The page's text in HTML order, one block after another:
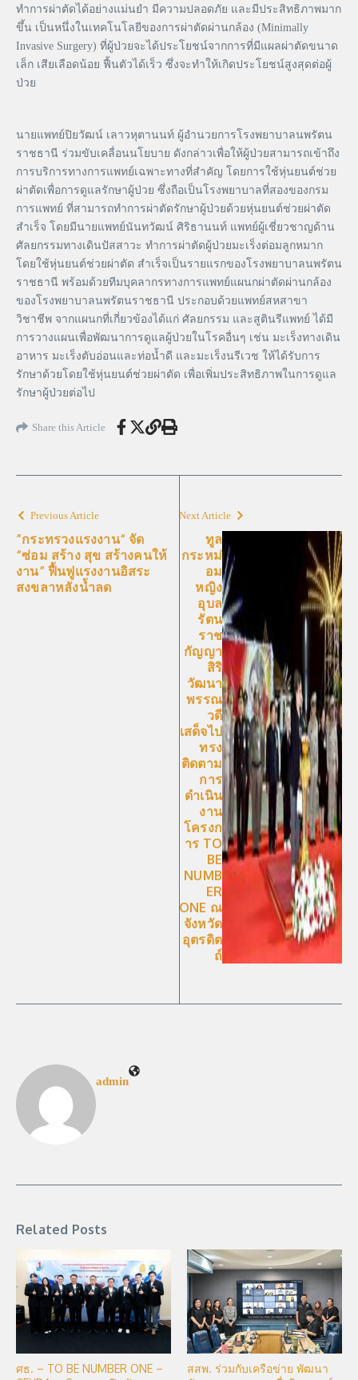
ทำการผ่าตัดได้อย่างแม่นยำ มีความปลอดภัย และมีประสิทธิภาพมาก
ขึ้น เป็นหนึ่งในเทคโนโลยีของการผ่าตัดผ่านกล้อง (Minimally
Invasive Surgery) ที่ผู้ป่วยจะได้ประโยชน์จากการที่มีแผลผ่าตัดขนาด
เล็ก เสียเลือดน้อย ฟื้นตัวได้เร็ว ซึ่งจะทำให้เกิดประโยชน์สูงสุดต่อผู้
ป่วย
นายแพทย์ปิยวัฒน์ เลาวหุตานนท์ ผู้อำนวยการโรงพยาบาลนพรัตน
ราชธานี ร่วมขับเคลื่อนนโยบาย ดังกล่าวเพื่อให้ผู้ป่วยสามารถเข้าถึง
การบริการทางการแพทย์เฉพาะทางที่สำคัญ โดยการใช้หุ่นยนต์ช่วย
ผ่าตัดเพื่อการดูแลรักษาผู้ป่วย ซึ่งถือเป็นโรงพยาบาลที่สองของกรม
การแพทย์ ที่สามารถทำการผ่าตัดรักษาผู้ป่วยด้วยหุ่นยนต์ช่วยผ่าตัด
สำเร็จ โดยมีนายแพทย์นันทวัฒน์ ศิริธานนท์ แพทย์ผู้เชี่ยวชาญด้าน
ศัลยกรรมทางเดินปัสสาวะ ทำการผ่าตัดผู้ป่วยมะเร็งต่อมลูกหมาก
โดยใช้หุ่นยนต์ช่วยผ่าตัด สำเร็จเป็นรายแรกของโรงพยาบาลนพรัตน
ราชธานี พร้อมด้วยทีมบุคลากรทางการแพทย์แผนกผ่าตัดผ่านกล้อง
ของโรงพยาบาลนพรัตนราชธานี ประกอบด้วยแพทย์สหสาขา
วิชาชีพ จากแผนกที่เกี่ยวข้องได้แก่ ศัลยกรรม และสูตินรีแพทย์ ได้มี
การวางแผนเพื่อพัฒนาการดูแลผู้ป่วยในโรคอื่นๆ เช่น มะเร็งทางเดิน
อาหาร มะเร็งตับอ่อนและท่อน้ำดี และมะเร็งนรีเวช ให้ได้รับการ
รักษาด้วยโดยใช้หุ่นยนต์ช่วยผ่าตัด เพื่อเพิ่มประสิทธิภาพในการดูแล
รักษาผู้ป่วยต่อไป
Share this Article
Previous Article
”กระทรวงแรงงาน“ จัด
“ซ่อม สร้าง สุข สร้างคนให้
งาน” ฟื้นฟูแรงงานอิสระ
สงขลาหลังน้ำลด
Next Article
ทูล
กระหม่
อม
หญิง
อุบล
รัตน
ราช
กัญญา
สิริ
วัฒนา
พรรณ
วดี
เสด็จไป
ทรง
ติดตาม
การ
ดำเนิน
งาน
โครงก
าร TO
BE
NUMB
ER
ONE ณ
จังหวัด
อุตรดิต
ถ์
admin
Related Posts
ศธ. – TO BE NUMBER ONE –
สสพ. ร่วมกับเครือข่าย พัฒนา